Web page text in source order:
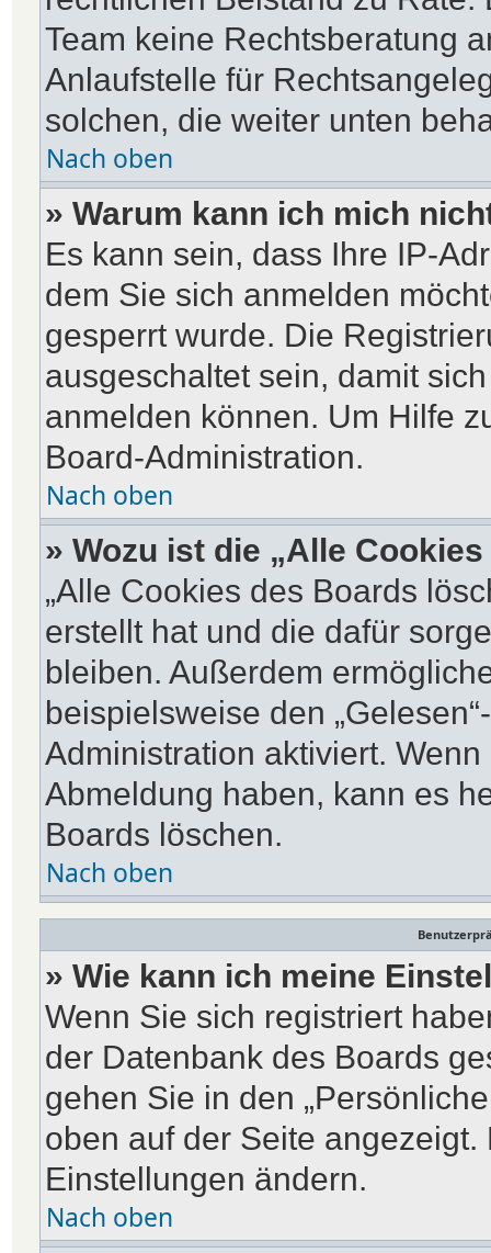
Team keine Rechtsberatung
Anlaufstelle für
solchen, die weiter unten
Nach oben
» Warum kann ich mich
Es kann sein, dass Ihre IP-
dem Sie sich anmelden
gesperrt wurde. Die
ausgeschaltet sein, damit
anmelden können. Um Hilfe
Board-Administration.
Nach oben
» Wozu ist die „Alle
„Alle Cookies des Boards
erstellt hat und die dafür
bleiben. Außerdem
beispielsweise den
Administration aktiviert.
Abmeldung haben, kann es
Boards löschen.
Nach oben
» Wie kann ich meine
Wenn Sie sich registriert
der Datenbank des Boards
gehen Sie in den
oben auf der Seite
Einstellungen ändern.
Nach oben